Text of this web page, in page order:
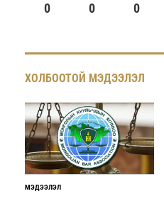
0 0 0
ХОЛБООТОЙ МЭДЭЭЛЭЛ
МЭДЭЭЛЭЛ